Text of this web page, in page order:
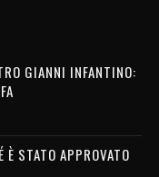
GIANNI INFANTINO:
È STATO APPROVATO